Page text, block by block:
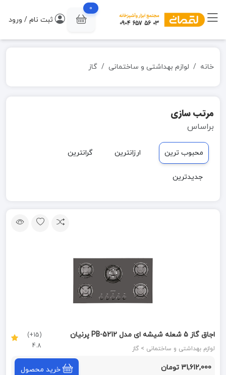
0
ثبت نام / ورود
خانه لوازم بهداشتی و ساختمانی گاز
مرتب سازی
براساس
محبوب ترین ارزانترین گرانترین
جدیدترین
اجاق گاز 5 شعله شیشه ای مدل PB-5212 پرنیان
PARNIAN STEEL
لوازم بهداشتی و ساختمانی > گاز
(15+)
4.8
31,612,000 تومان خرید محصول